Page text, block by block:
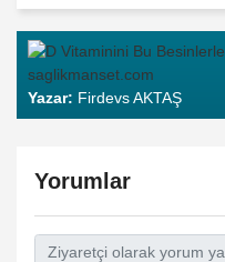
Yazar: Firdevs AKTAŞ
Yorumlar